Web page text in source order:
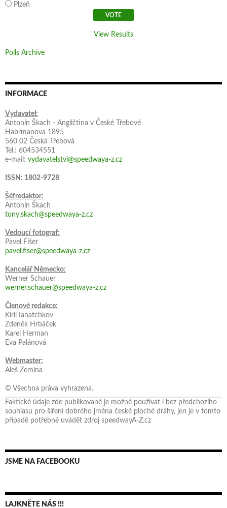
Plzeň
View Results
Polls Archive
INFORMACE
Vydavatel:
Antonín Škach - Angličtina v České Třebové
Habrmanova 1895
560 02 Česká Třebová
Tel.: 604534551
e-mail: vydavatelstvi@speedwaya-z.cz
ISSN: 1802-9728
Šéfredaktor:
Antonín Škach
tony.skach@speedwaya-z.cz
Vedoucí fotograf:
Pavel Fišer
pavel.fiser@speedwaya-z.cz
Kancelář Německo:
Werner Schauer
werner.schauer@speedwaya-z.cz
Členové redakce:
Kiril Ianatchkov
Zdeněk Hrbáček
Karel Herman
Eva Palánová
Webmaster:
Aleš Zemina
© Všechna práva vyhrazena.
Faktické údaje zde publikované je možné používat i bez předchozího
souhlasu pro šíření dobrého jména české ploché dráhy, jen je v tomto
případě potřebné uvádět zdroj speedwayA-Z.cz
JSME NA FACEBOOKU
LAJKNĚTE NÁS !!!